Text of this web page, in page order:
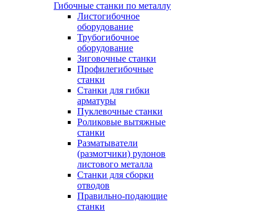
Гибочные станки по металлу
Листогибочное
оборудование
Трубогибочное
оборудование
Зиговочные станки
Профилегибочные
станки
Станки для гибки
арматуры
Пуклевочные станки
Роликовые вытяжные
станки
Разматыватели
(размотчики) рулонов
листового металла
Станки для сборки
отводов
Правильно-подающие
станки